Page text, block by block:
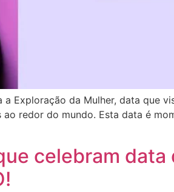
Exploração da Mulher, data que
redor do mundo. Esta data é
celebram